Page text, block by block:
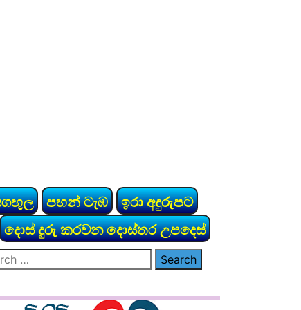
පහන් ටැඹ
ඉරා අදුරුපට
දොස් දුරු කරවන දොස්තර උපදෙස්